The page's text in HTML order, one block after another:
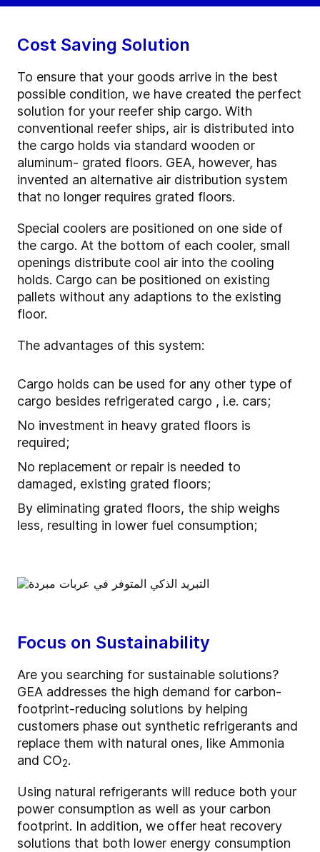
Cost Saving Solution
To ensure that your goods arrive in the best
possible condition, we have created the perfect
solution for your reefer ship cargo. With
conventional reefer ships, air is distributed into
the cargo holds via standard wooden or
aluminum- grated floors. GEA, however, has
invented an alternative air distribution system
that no longer requires grated floors.
Special coolers are positioned on one side of
the cargo. At the bottom of each cooler, small
openings distribute cool air into the cooling
holds. Cargo can be positioned on existing
pallets without any adaptions to the existing
floor.
The advantages of this system:
Cargo holds can be used for any other type of
cargo besides refrigerated cargo , i.e. cars;
No investment in heavy grated floors is
required;
No replacement or repair is needed to
damaged, existing grated floors;
By eliminating grated floors, the ship weighs
less, resulting in lower fuel consumption;
Focus on Sustainability
Are you searching for sustainable solutions?
GEA addresses the high demand for carbon-
footprint-reducing solutions by helping
customers phase out synthetic refrigerants and
replace them with natural ones, like Ammonia
and CO2.
Using natural refrigerants will reduce both your
power consumption as well as your carbon
footprint. In addition, we offer heat recovery
solutions that both lower energy consumption